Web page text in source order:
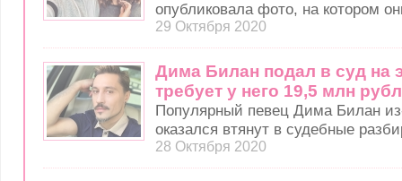
опубликовала фото, на котором
29 Октября 2020
Дима Билан подал в суд на
требует у него 19,5 млн
Популярный певец Дима Билан
оказался втянут в судебные
28 Октября 2020